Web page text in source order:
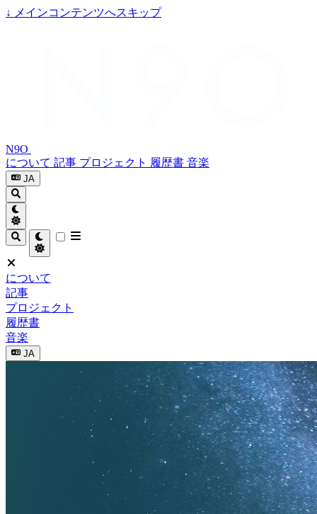
↓ メインコンテンツへスキップ
N9O
について 記事 プロジェクト 履歴書 音楽
JA
について
記事
プロジェクト
履歴書
音楽
JA